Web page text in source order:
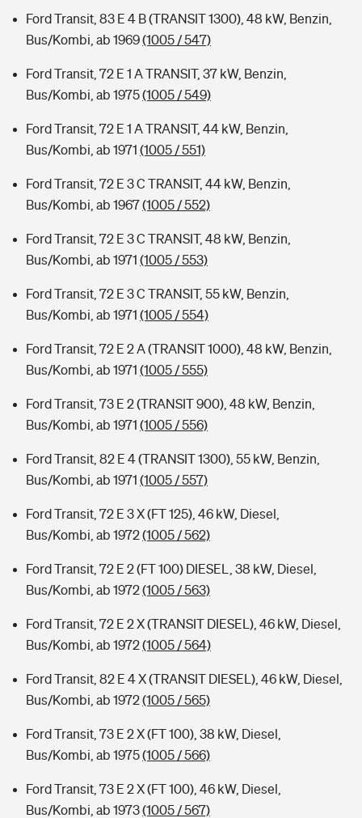
Ford Transit, 83 E 4 B (TRANSIT 1300), 48 kW, Benzin,
Bus/Kombi, ab 1969(1005 / 547)
Ford Transit, 72 E 1 A TRANSIT, 37 kW, Benzin,
Bus/Kombi, ab 1975(1005 / 549)
Ford Transit, 72 E 1 A TRANSIT, 44 kW, Benzin,
Bus/Kombi, ab 1971 (1005 / 551)
Ford Transit, 72 E 3 C TRANSIT, 44 kW, Benzin,
Bus/Kombi, ab 1967(1005 / 552)
Ford Transit, 72 E 3 C TRANSIT, 48 kW, Benzin,
Bus/Kombi, ab 1971 (1005 / 553)
Ford Transit, 72 E 3 C TRANSIT, 55 kW, Benzin,
Bus/Kombi, ab 1971 (1005 / 554)
Ford Transit, 72 E 2 A (TRANSIT 1000), 48 kW, Benzin,
Bus/Kombi, ab 1971 (1005 / 555)
Ford Transit, 73 E 2 (TRANSIT 900), 48 kW, Benzin,
Bus/Kombi, ab 1971 (1005 / 556)
Ford Transit, 82 E 4 (TRANSIT 1300), 55 kW, Benzin,
Bus/Kombi, ab 1971 (1005 / 557)
Ford Transit, 72 E 3 X (FT 125), 46 kW, Diesel,
Bus/Kombi, ab 1972(1005 / 562)
Ford Transit, 72 E 2 (FT 100) DIESEL, 38 kW, Diesel,
Bus/Kombi, ab 1972(1005 / 563)
Ford Transit, 72 E 2 X (TRANSIT DIESEL), 46 kW, Diesel,
Bus/Kombi, ab 1972(1005 / 564)
Ford Transit, 82 E 4 X (TRANSIT DIESEL), 46 kW, Diesel,
Bus/Kombi, ab 1972(1005 / 565)
Ford Transit, 73 E 2 X (FT 100), 38 kW, Diesel,
Bus/Kombi, ab 1975(1005 / 566)
Ford Transit, 73 E 2 X (FT 100), 46 kW, Diesel,
Bus/Kombi, ab 1973(1005 / 567)